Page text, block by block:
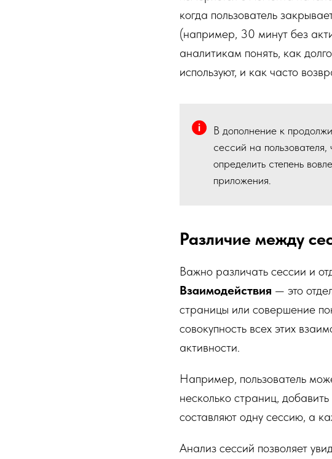
когда пользователь
(например, 30 минут без
аналитикам понять, как
используют, и как часто
В дополнение к
сессий на
определить степень
приложения.
Различие между
Важно различать сессии и
Взаимодействия — это
страницы или совершение
совокупность всех этих
активности.
Например, пользователь
несколько страниц,
составляют одну сессию, а
Анализ сессий позволяет